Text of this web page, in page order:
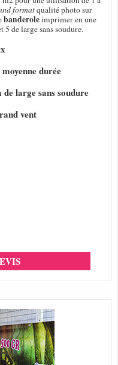
formatqualité photo sur
banderoleimprimer en une
5 de large sans soudure.
durée
large sans soudure
vent